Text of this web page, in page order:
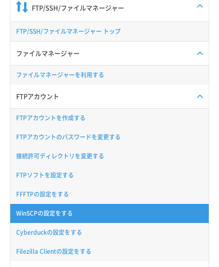
FTP/SSH/ファイルマネージャー
FTP/SSH/ファイルマネージャー トップ
ファイルマネージャー
ファイルマネージャーを利用する
FTPアカウント
FTPアカウントを作成する
FTPアカウントのパスワードを変更する
接続許可ディレクトリを変更する
FTPソフトを設定する
FFFTPの設定をする
WinSCPの設定をする
Cyberduckの設定をする
Filezilla Clientの設定をする